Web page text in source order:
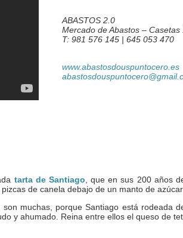
ABASTOS 2.0
Mercado de Abastos – Casetas
T: 981 576 145 | 645 053 470
www.abastosdouspuntocero.es
tarta de Santiago , que en sus 200 años
de canela debajo de un manto de
son muchas, porque Santiago está rodeada
y ahumado. Reina entre ellos el queso de